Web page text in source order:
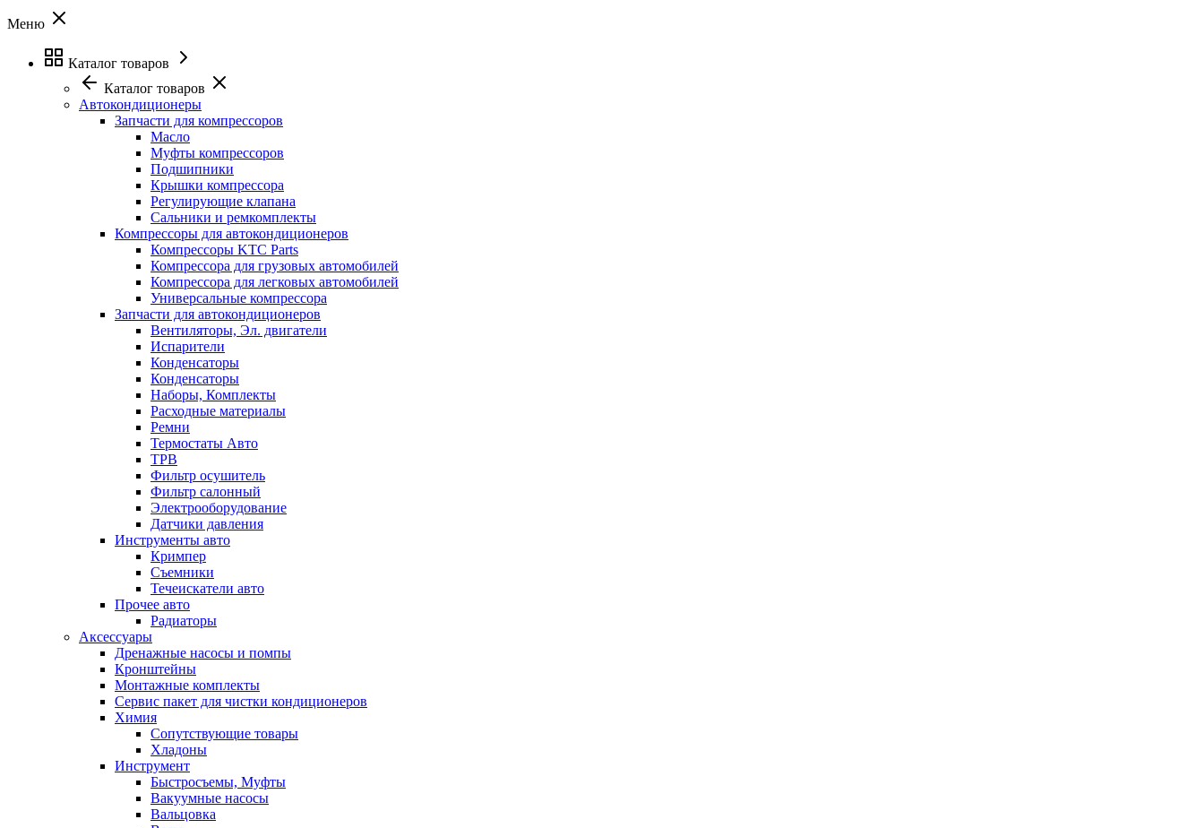
Меню
Каталог товаров
Каталог товаров
Автокондиционеры
Запчасти для компрессоров
Масло
Муфты компрессоров
Подшипники
Крышки компрессора
Регулирующие клапана
Сальники и ремкомплекты
Компрессоры для автокондиционеров
Компрессоры KTC Parts
Компрессора для грузовых автомобилей
Компрессора для легковых автомобилей
Универсальные компрессора
Запчасти для автокондиционеров
Вентиляторы, Эл. двигатели
Испарители
Конденсаторы
Конденсаторы
Наборы, Комплекты
Расходные материалы
Ремни
Термостаты Авто
ТРВ
Фильтр осушитель
Фильтр салонный
Электрооборудование
Датчики давления
Инструменты авто
Кримпер
Съемники
Течеискатели авто
Прочее авто
Радиаторы
Аксессуары
Дренажные насосы и помпы
Кронштейны
Монтажные комплекты
Сервис пакет для чистки кондиционеров
Химия
Сопутствующие товары
Хладоны
Инструмент
Быстросъемы, Муфты
Вакуумные насосы
Вальцовка